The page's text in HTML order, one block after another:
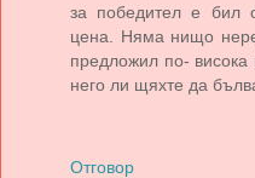
за победител е бил
цена. Няма нищо
предложил по-
него ли щяхте да
Отговор